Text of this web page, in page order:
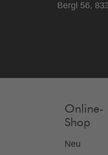
Bergl 56,
Online-
Shop
Neu